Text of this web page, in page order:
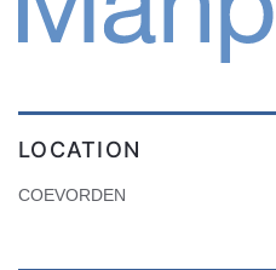
LOCATION
COEVORDEN